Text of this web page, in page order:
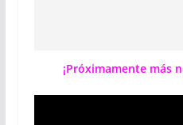
¡Próximamente más